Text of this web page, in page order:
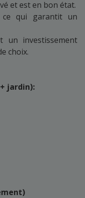
et est en bon état.
ce qui garantit un
un investissement
choix.
jardin):